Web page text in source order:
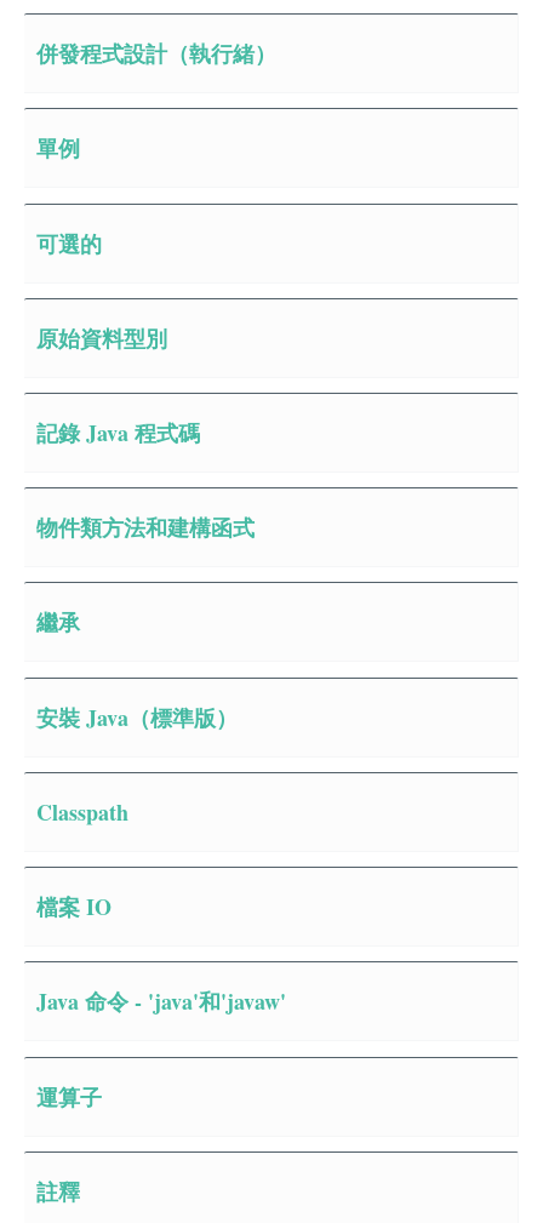
併發程式設計（執行緒）
單例
可選的
原始資料型別
記錄 Java 程式碼
物件類方法和建構函式
繼承
安裝 Java（標準版）
Classpath
檔案 IO
Java 命令 - 'java'和'javaw'
運算子
註釋